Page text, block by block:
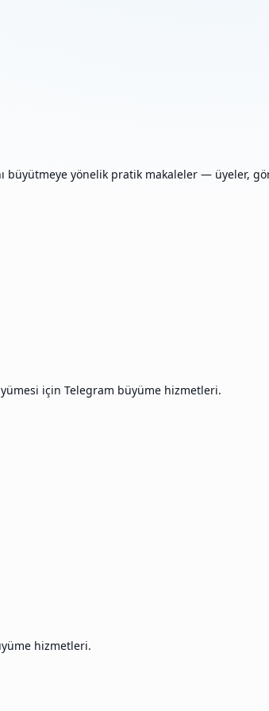
büyütmeye yönelik pratik makaleler — üyeler,
için Telegram büyüme hizmetleri.
hizmetleri.